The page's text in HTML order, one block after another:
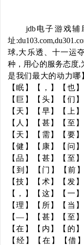
jdb电子游戏辅助
址
球,大乐透、十一运
种，用心的服务态度,
是我们最大的动力哪
【眠】【，】【也
【巨】【头】【们
【天】【早】【上
【人】【甚】【至
【天】【需】【要
【健】【康】【问
【品】【甚】【至
【到】【门】【前
【技】【术】【发
【，】【这】【一
【理】【所】【当
【—】【甚】【至
【在】【内】【的
【经】【在】【借